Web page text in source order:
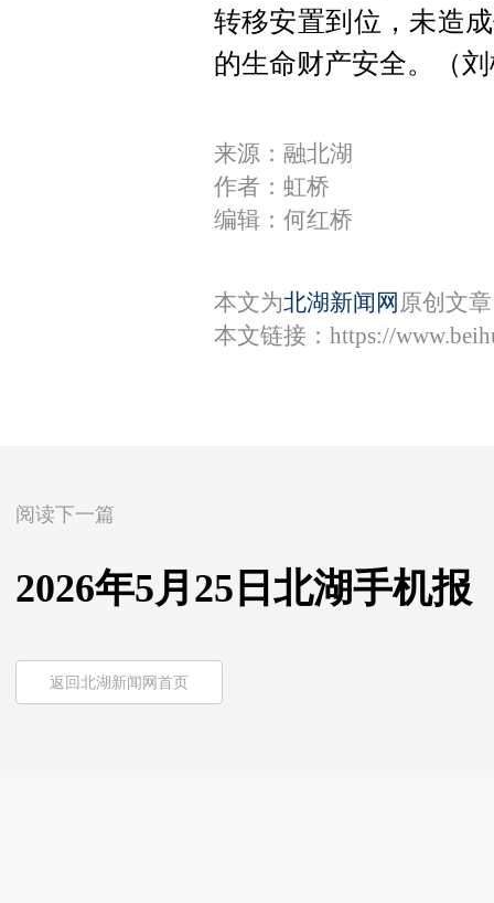
转移安置到位，未造
的生命财产安全。（
来源：融北湖
作者：虹桥
编辑：何红桥
本文为北湖新闻网 原创文
本文链接： https://
阅读下一篇
2026年5月25日北湖手机报
返回北湖新闻网首页